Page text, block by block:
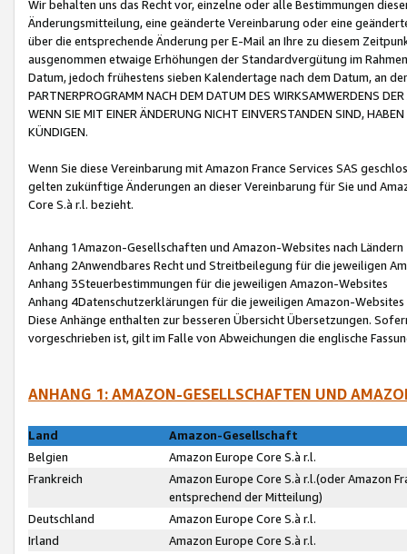
Wir behalten uns das Recht vor, einzelne oder alle Bestimmungen
Änderungsmitteilung, eine geänderte Vereinbarung oder eine
über die entsprechende Änderung per E-Mail an Ihre zu diesem
ausgenommen etwaige Erhöhungen der Standardvergütung im
Datum, jedoch frühestens sieben Kalendertage nach dem Datum, an
PARTNERPROGRAMM NACH DEM DATUM DES WIRKSAMWERDENS
WENN SIE MIT EINER ÄNDERUNG NICHT EINVERSTANDEN SIND,
KÜNDIGEN.
Wenn Sie diese Vereinbarung mit Amazon France Services SAS
gelten zukünftige Änderungen an dieser Vereinbarung für Sie und
Core S.à r.l. bezieht.
Anhang 1Amazon-Gesellschaften und Amazon-Websites nach Ländern
Anhang 2Anwendbares Recht und Streitbeilegung für die jeweiligen
Anhang 3Steuerbestimmungen für die jeweiligen Amazon-Websites
Anhang 4Datenschutzerklärungen für die jeweiligen Amazon-Websites
Diese Anhänge enthalten zur besseren Übersicht Übersetzungen.
vorgeschrieben ist, gilt im Falle von Abweichungen die englische
ANHANG 1: AMAZON-GESELLSCHAFTEN UND
Land
Amazon-Gesellschaft
Belgien
Amazon Europe Core S.à r.l.
Frankreich
Amazon Europe Core S.à r.l.(oder Amazon
entsprechend der Mitteilung)
Deutschland
Amazon Europe Core S.à r.l.
Irland
Amazon Europe Core S.à r.l.